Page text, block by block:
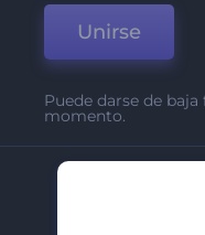
Unirse
Puede darse de
momento.